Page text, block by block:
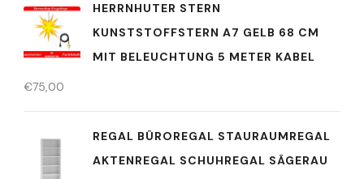
HERRNHUTER STERN
KUNSTSTOFFSTERN A7 GELB 68 CM
MIT BELEUCHTUNG 5 METER KABEL
€75,00
REGAL BÜROREGAL STAURAUMREGAL
AKTENREGAL SCHUHREGAL SÄGERAU